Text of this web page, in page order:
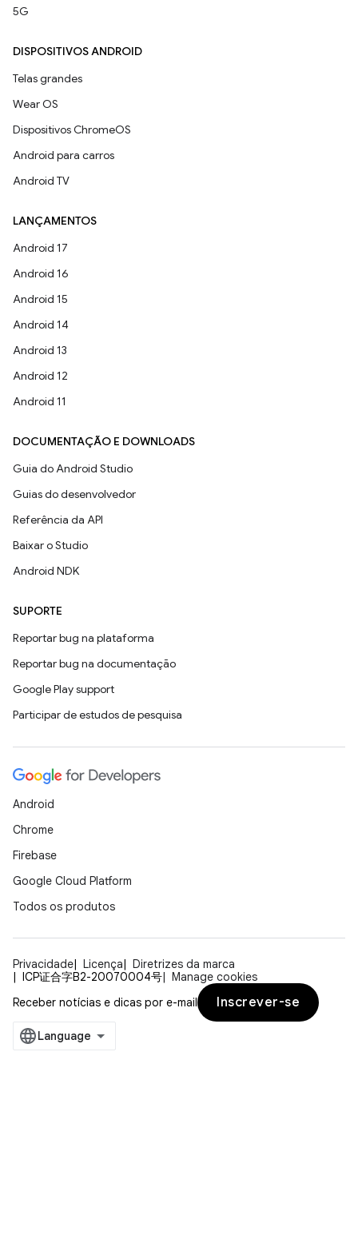
5G
DISPOSITIVOS ANDROID
Telas grandes
Wear OS
Dispositivos ChromeOS
Android para carros
Android TV
LANÇAMENTOS
Android 17
Android 16
Android 15
Android 14
Android 13
Android 12
Android 11
DOCUMENTAÇÃO E DOWNLOADS
Guia do Android Studio
Guias do desenvolvedor
Referência da API
Baixar o Studio
Android NDK
SUPORTE
Reportar bug na plataforma
Reportar bug na documentação
Google Play support
Participar de estudos de pesquisa
Android
Chrome
Firebase
Google Cloud Platform
Todos os produtos
Privacidade Licença
Diretrizes da marca
ICP证合字B2-20070004号
Manage cookies
Receber notícias e dicas por e-mail
Inscrever-se